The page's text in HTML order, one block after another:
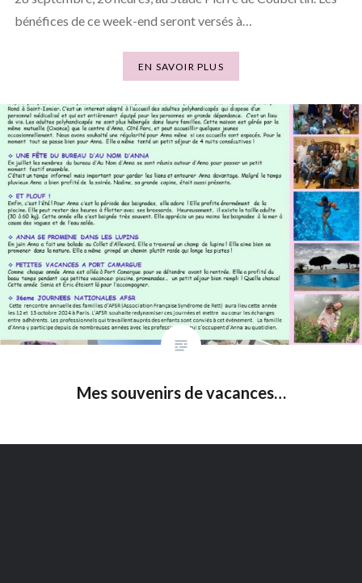
bénéfices de ce week-end seront versés à…
EN SAVOIR PLUS
Mes souvenirs de vacances…